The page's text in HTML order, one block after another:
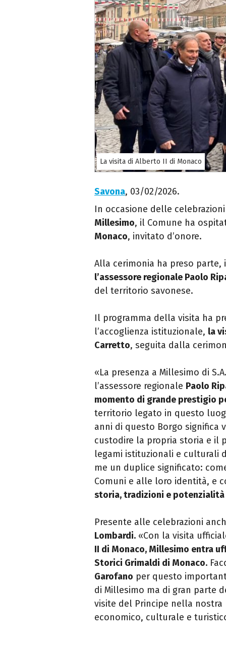
La visita di Alberto II di Monaco
Savona, 03/02/2026.
In occasione delle
Millesimo, il Comune ha
Monaco, invitato d’onore.
Alla cerimonia ha preso parte,
l’assessore regionale Paolo
del territorio savonese.
Il programma della visita ha
l’accoglienza istituzionale, la
Carretto, seguita dalla
«La presenza a Millesimo di
l’assessore regionale Paolo
momento di grande prestigio
territorio legato in questo
anni di questo Borgo significa
custodire la propria storia e il
legami istituzionali e culturali
me un duplice significato:
Comuni e alle loro identità, e
storia, tradizioni e
Presente alle celebrazioni
Lombardi. «Con la visita
II di Monaco, Millesimo entra
Storici Grimaldi di Monaco.
Garofano per questo
di Millesimo ma di gran parte
visite del Principe nella
economico, culturale e